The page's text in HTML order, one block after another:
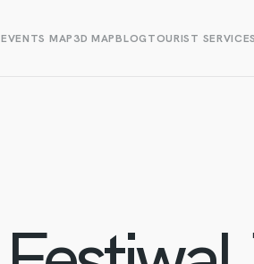
EVENTS MAP3D MAPBLOGTOURIST